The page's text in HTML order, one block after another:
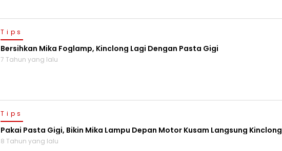
Tips
Bersihkan Mika Foglamp, Kinclong Lagi Dengan Pasta Gigi
7 Tahun yang lalu
Tips
Pakai Pasta Gigi, Bikin Mika Lampu Depan Motor Kusam Langsung Kinclong
8 Tahun yang lalu